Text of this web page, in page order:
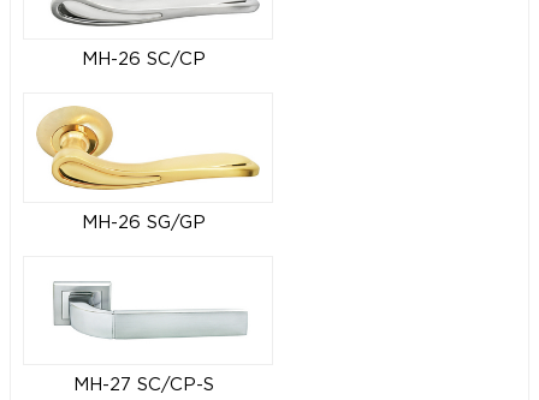
MH-26 SC/CP
MH-26 SG/GP
MH-27 SC/CP-S